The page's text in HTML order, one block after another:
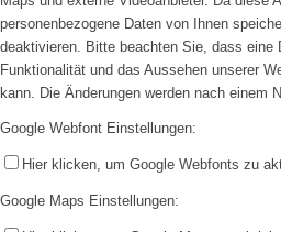
personenbezogene Daten von Ihnen
deaktivieren. Bitte beachten Sie, dass eine
Funktionalität und das Aussehen unserer
kann. Die Änderungen werden nach einem
Google Webfont Einstellungen:
Hier klicken, um Google Webfonts zu
Google Maps Einstellungen: